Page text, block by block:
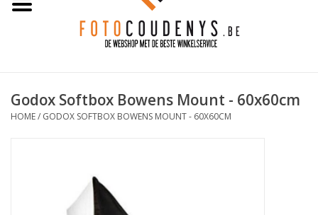
PROMO
Godox Softbox Bowens Mount - 60x60cm
HOME/ GODOX SOFTBOX BOWENS MOUNT - 60X60CM